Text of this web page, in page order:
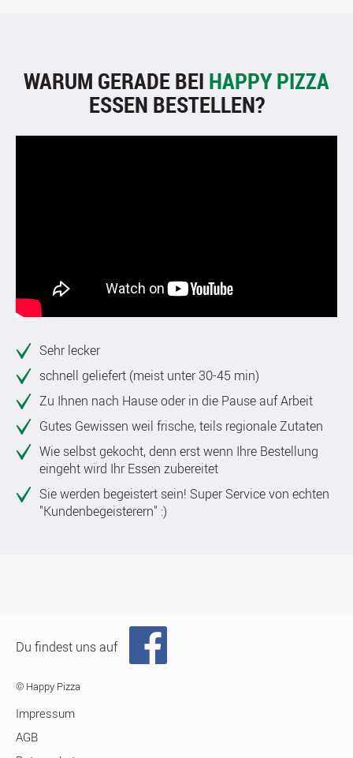
WARUM GERADE BEI HAPPY PIZZA
ESSEN BESTELLEN?
Sehr lecker
schnell geliefert (meist unter 30-45 min)
Zu Ihnen nach Hause oder in die Pause auf Arbeit
Gutes Gewissen weil frische, teils regionale Zutaten
Wie selbst gekocht, denn erst wenn Ihre Bestellung
eingeht wird Ihr Essen zubereitet
Sie werden begeistert sein! Super Service von echten
"Kundenbegeisterern" :)
Du findest uns auf
© Happy Pizza
Impressum
AGB